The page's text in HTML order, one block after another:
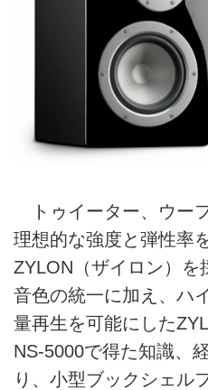
トゥイーター、ウー
理想的な強度と弾性率
ZYLON（ザイロン）を
音色の統一に加え、ハ
量再生を可能にした
NS-5000で得た知識、
り、小型ブックシェル